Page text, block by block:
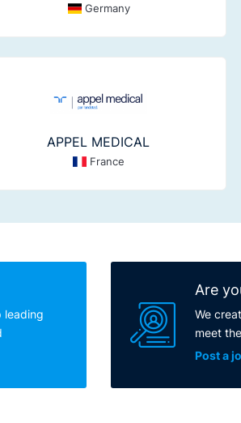
Germany
APPEL MEDICAL
France
leading
Are
We
meet
Post a